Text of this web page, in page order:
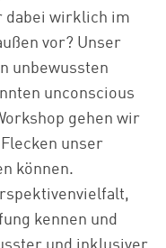
dabei wirklich im
vor? Unser
unbewussten
unconscious
gehen wir
unser
können.
kennen und